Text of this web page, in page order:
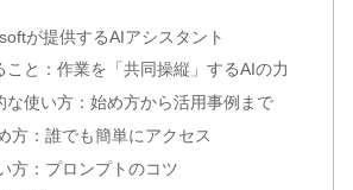
が提供するAIアシスタント
こと：作業を「共同操縦」するAIの力
な使い方：始め方から活用事例まで
方：誰でも簡単にアクセス
方：プロンプトのコツ